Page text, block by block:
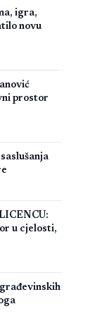
igra,
novu
prostor
u cjelosti,